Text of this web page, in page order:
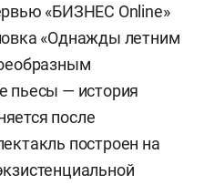
«БИЗНЕС Online»
«Однажды летним
пьесы — история
после
построен на